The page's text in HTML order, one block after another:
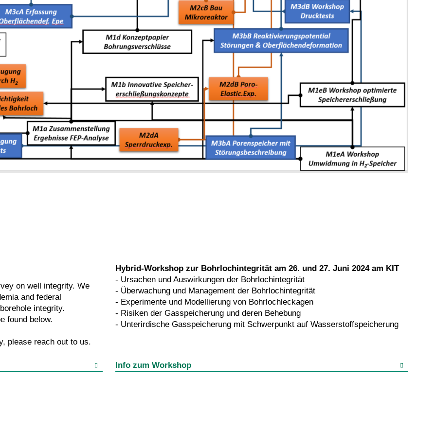
on well integrity. We
and federal
integrity.
found below.
please reach out to us.
Hybrid-Workshop zur Bohrlochintegrität am 26. und 27. Juni 2024 am KIT
- Ursachen und Auswirkungen der Bohrlochintegrität
- Überwachung und Management der Bohrlochintegrität
- Experimente und Modellierung von Bohrlochleckagen
- Risiken der Gasspeicherung und deren Behebung
- Unterirdische Gasspeicherung mit Schwerpunkt auf Wasserstoffspeicherung
Info zum Workshop